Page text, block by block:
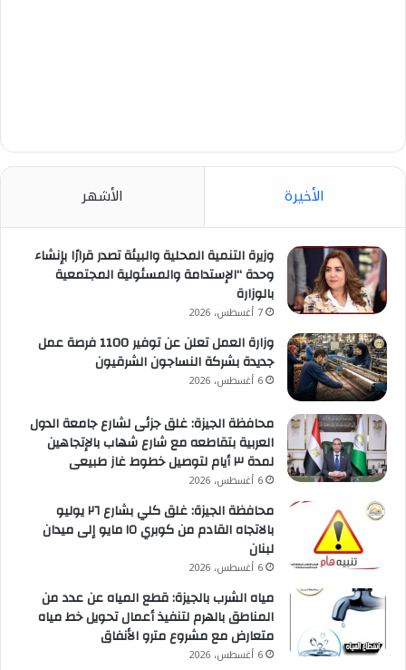
الأخيرة الأشهر
وزيرة التنمية المحلية والبيئة تصدر قرارًا بإنشاء
وحدة “الإستدامة والمسئولية المجتمعية
بالوزارة
7 أغسطس، 2026
وزارة العمل تعلن عن توفير 1100 فرصة عمل
جديدة بشركة النساجون الشرقيون
6 أغسطس، 2026
محافظة الجيزة: غلق جزئى لشارع جامعة الدول
العربية بتقاطعه مع شارع شهاب بالإتجاهين
لمدة ٣ أيام لتوصيل خطوط غاز طبيعى
6 أغسطس، 2026
محافظة الجيزة: غلق كلي بشارع ٢٦ يوليو
بالاتجاه القادم من كوبري ١٥ مايو إلى ميدان
لبنان
6 أغسطس، 2026
مياه الشرب بالجيزة: قطع المياه عن عدد من
المناطق بالهرم لتنفيذ أعمال تحويل خط مياه
متعارض مع مشروع مترو الأنفاق
6 أغسطس، 2026